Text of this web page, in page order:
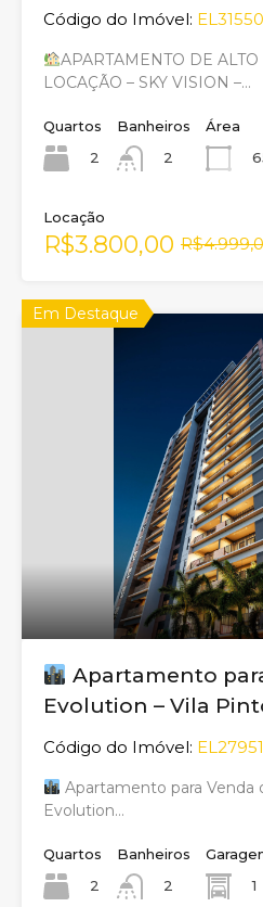
Código do Imóvel: EL31550
APARTAMENTO DE
LOCAÇÃO – SKY VISION –…
Quartos
2
Banheiros
2
Área
Locação
R$3.800,00
Em Destaque
Apartamento
Evolution – Vila
Código do Imóvel: EL27951
Apartamento para Venda
Evolution…
Quartos
2
Banheiros
2
1